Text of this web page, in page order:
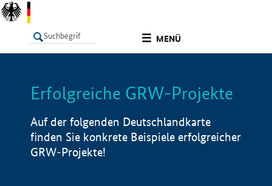
MENÜ
LISTE Info
Erfolgreiche GRW-Projekte
Auf der folgenden Deutschlandkarte
finden Sie konkrete Beispiele erfolgreicher
GRW-Projekte!